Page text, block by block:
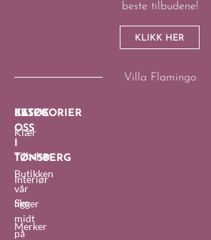
beste tilbudene!
KLIKK HER
Villa Flamingo
BESØK
OSS
TØNSBERG
Butikken
vår
ligger
midt
på
KATEGORIER
Klær
Tilbehør
Interiør
Sko
Merker